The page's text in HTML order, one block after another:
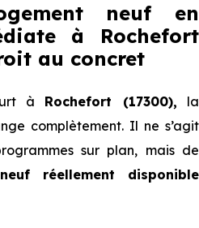
neuf en
à Rochefort
au concret
à Rochefort (17300), la
complètement. Il ne s’agit
sur plan, mais de
réellement disponible